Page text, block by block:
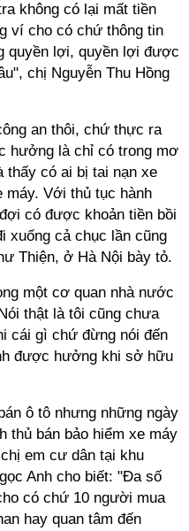
không có lại mất tiền
ví cho có chứ thông tin
quyền lợi, quyền lợi được
chị Nguyễn Thu Hồng
an thôi, chứ thực ra
hưởng là chỉ có trong mơ
thấy có ai bị tai nạn xe
Với thủ tục hành
có được khoản tiền bồi
xuống cả chục lần cũng
Thiện, ở Hà Nội bày tỏ.
một cơ quan nhà nước
thật là tôi cũng chưa
cái gì chứ đừng nói đến
được hưởng khi sở hữu
ô tô nhưng những ngày
thủ bán bảo hiểm xe máy
em cư dân tại khu
Anh cho biết: "Đa số
có chứ 10 người mua
hay quan tâm đến